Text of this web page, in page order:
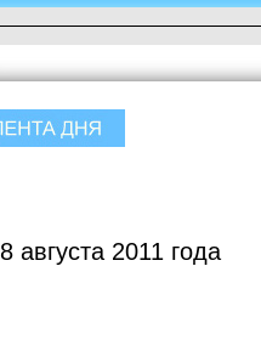
8 августа 2011 года